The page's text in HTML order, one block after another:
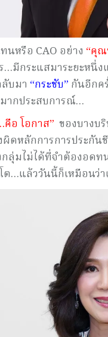
หรือ CAO อย่าง “คุ
…มีกระแสมาระยะห
บมา “กระชับ” กันอีกค
ากประสบการณ์…
คือ โอกาส” ของบางบ
ดหลักการการประกัน
กลุ่มไม่ได้ที่จำต้องอด
ต…แล้ววันนี้ก็เหมือนว่